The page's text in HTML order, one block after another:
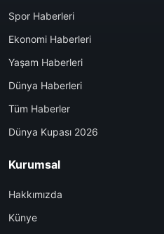
Spor Haberleri
Ekonomi Haberleri
Yaşam Haberleri
Dünya Haberleri
Tüm Haberler
Dünya Kupası 2026
Kurumsal
Hakkımızda
Künye